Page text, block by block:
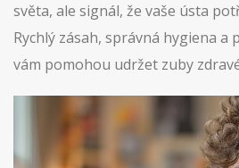
světa, ale signál, že vaše ústa
Rychlý zásah, správná hygiena
vám pomohou udržet zuby